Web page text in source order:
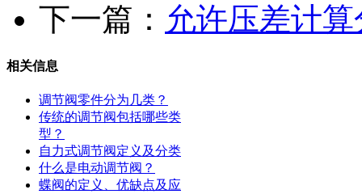
下一篇： 允许压差计
相关信息
调节阀零件分为几类？
传统的调节阀包括哪些类
型？
自力式调节阀定义及分类
什么是电动调节阀？
蝶阀的定义、优缺点及应